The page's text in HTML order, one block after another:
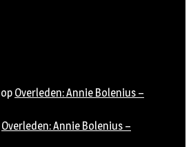
op Overleden: Annie Bolenius –
Overleden: Annie Bolenius –